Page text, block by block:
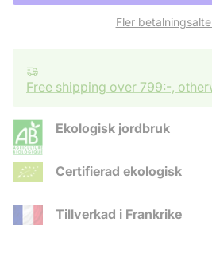
Fler
Free shipping over 799:-,
Ekologisk jordbruk
Certifierad ekologisk
Tillverkad i Frankrike